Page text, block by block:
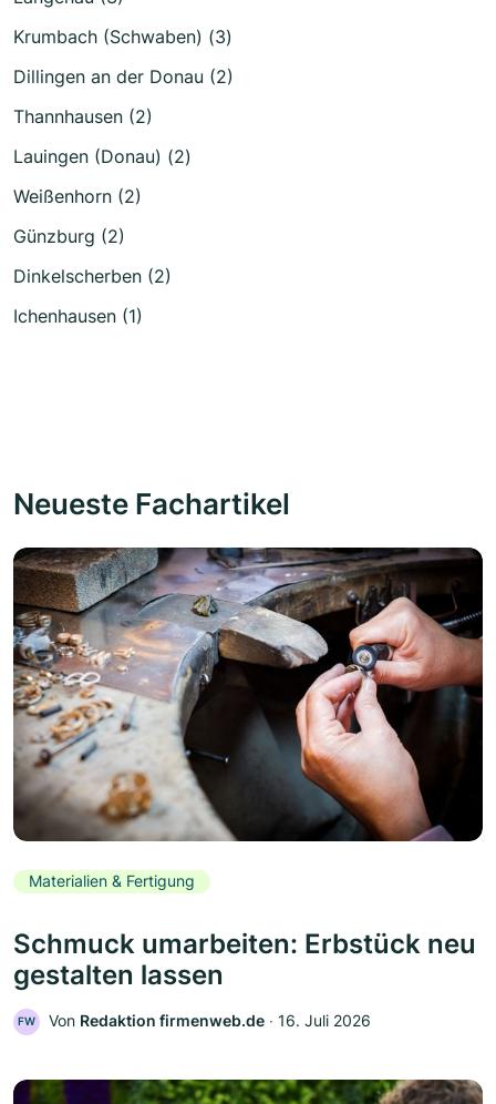
Krumbach (Schwaben) (3)
Dillingen an der Donau (2)
Thannhausen (2)
Lauingen (Donau) (2)
Weißenhorn (2)
Günzburg (2)
Dinkelscherben (2)
Ichenhausen (1)
Neueste Fachartikel
Materialien & Fertigung
Schmuck umarbeiten: Erbstück neu
gestalten lassen
FW Von Redaktion firmenweb.de ‧ 16. Juli 2026